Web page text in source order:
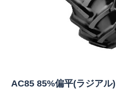
AC85 85%偏平(ラジアル)